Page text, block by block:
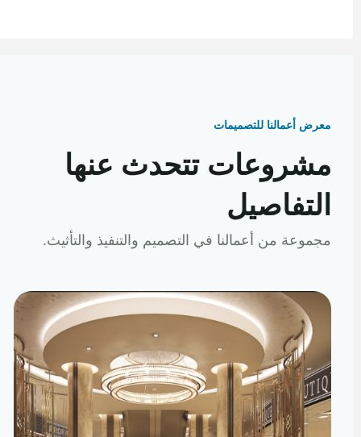
معرض أعمالنا للتصميمات
مشروعات تتحدث عنها
التفاصيل
مجموعة من أعمالنا في التصميم والتنفيذ والتأثيث.